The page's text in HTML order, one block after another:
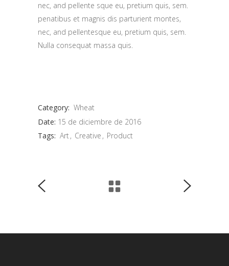
nec, and pellente sque eu, pretium quis, sem.
penatibus et magnis dis parturient montes,
nec, and pellentesque eu, pretium quis, sem.
Nulla consequat massa quis.
Category: Wheat
Date: 15 de diciembre de 2016
Tags: Art Creative Product